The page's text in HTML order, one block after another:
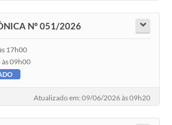
Nº 051/2026
17h00
09h00
Atualizado em: 09/06/2026 às 09h20